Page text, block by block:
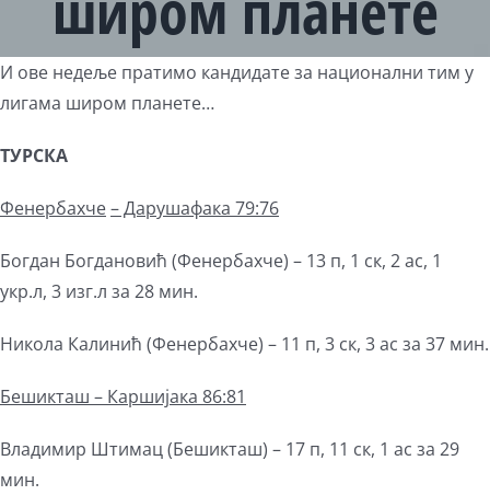
View
Larger
И ове недеље пратимо кандидате за национални тим у
лигама широм планете…
ТУРСКА
Фенербахче– Дарушафака 79:76
Богдан Богдановић (Фенербахче) – 13 п, 1 ск, 2 ас, 1
укр.л, 3 изг.л за 28 мин.
Никола Калинић (Фенербахче) – 11 п, 3 ск, 3 ас за 37 мин.
Бешикташ – Каршијака 86:81
Владимир Штимац (Бешикташ) – 17 п, 11 ск, 1 ас за 29
мин.